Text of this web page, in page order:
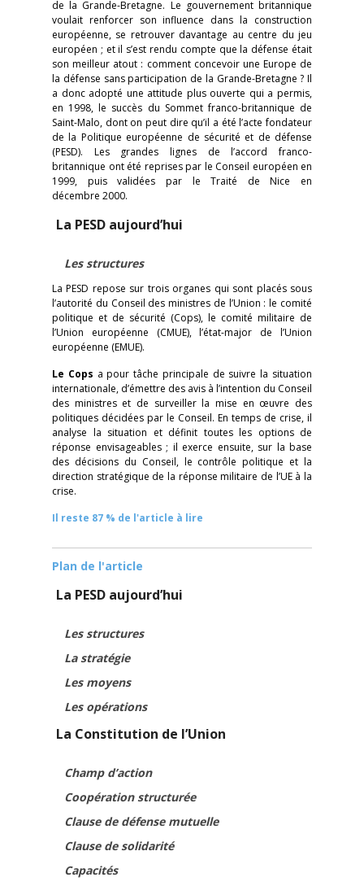
de la Grande-Bretagne. Le gouvernement britannique
voulait renforcer son influence dans la construction
européenne, se retrouver davantage au centre du jeu
européen ; et il s’est rendu compte que la défense était
son meilleur atout : comment concevoir une Europe de
la défense sans participation de la Grande-Bretagne ? Il
a donc adopté une attitude plus ouverte qui a permis,
en 1998, le succès du Sommet franco-britannique de
Saint-Malo, dont on peut dire qu’il a été l’acte fondateur
de la Politique européenne de sécurité et de défense
(PESD). Les grandes lignes de l’accord franco-
britannique ont été reprises par le Conseil européen en
1999, puis validées par le Traité de Nice en
décembre 2000.
La PESD aujourd’hui
Les structures
La PESD repose sur trois organes qui sont placés sous
l’autorité du Conseil des ministres de l’Union : le comité
politique et de sécurité (Cops), le comité militaire de
l’Union européenne (CMUE), l’état-major de l’Union
européenne (EMUE).
Le Cops a pour tâche principale de suivre la situation
internationale, d’émettre des avis à l’intention du Conseil
des ministres et de surveiller la mise en œuvre des
politiques décidées par le Conseil. En temps de crise, il
analyse la situation et définit toutes les options de
réponse envisageables ; il exerce ensuite, sur la base
des décisions du Conseil, le contrôle politique et la
direction stratégique de la réponse militaire de l’UE à la
crise.
Il reste 87 % de l'article à lire
Plan de l'article
La PESD aujourd’hui
Les structures
La stratégie
Les moyens
Les opérations
La Constitution de l’Union
Champ d’action
Coopération structurée
Clause de défense mutuelle
Clause de solidarité
Capacités